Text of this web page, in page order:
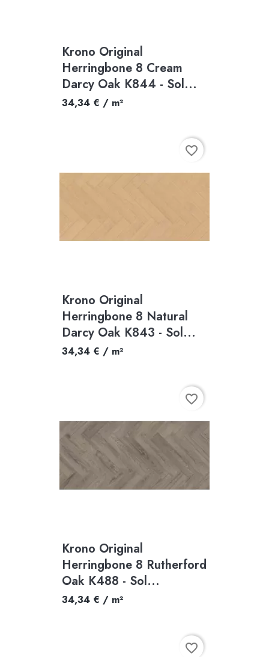
Krono Original
Herringbone 8 Cream
Darcy Oak K844 - Sol...
34,34 € / m²
Krono Original
Herringbone 8 Natural
Darcy Oak K843 - Sol...
34,34 € / m²
favorite_border
Krono Original
Herringbone 8 Rutherford
Oak K488 - Sol...
34,34 € / m²
favorite_border
favorite_border